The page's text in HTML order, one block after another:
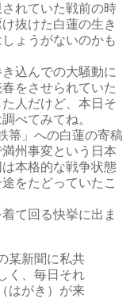
れていた戦前の時
抜けた白蓮の生き
ょうがないのかも
込んでの大騒動に
をさせられていた
人だけど、本日そ
べてみてね。
箒 」への白蓮の寄稿
州事変という日本
本格的な戦争状態
をたどっていたこ
て回る快挙に出ま
某新聞に私共
く、毎日それ
はがき）が来